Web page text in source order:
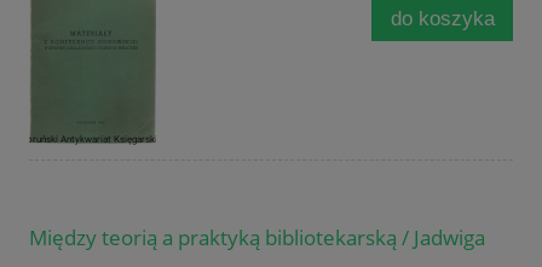
do koszyka
Między teorią a praktyką bibliotekarską / Jadwiga